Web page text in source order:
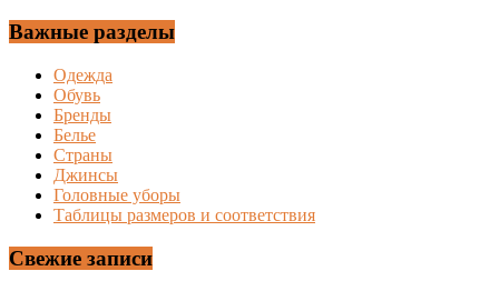
Важные разделы
Одежда
Обувь
Бренды
Белье
Страны
Джинсы
Головные уборы
Таблицы размеров и соответствия
Свежие записи